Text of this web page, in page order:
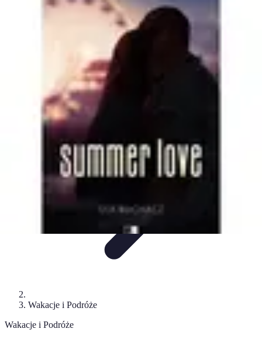
Zabawa i Rozrywka
Zabawy dla dzieciZabawy na świeżym
Zabawy i Gry
Zabawa i Rozrywka
Wakacje i Podróże
Wakacje i Podróże